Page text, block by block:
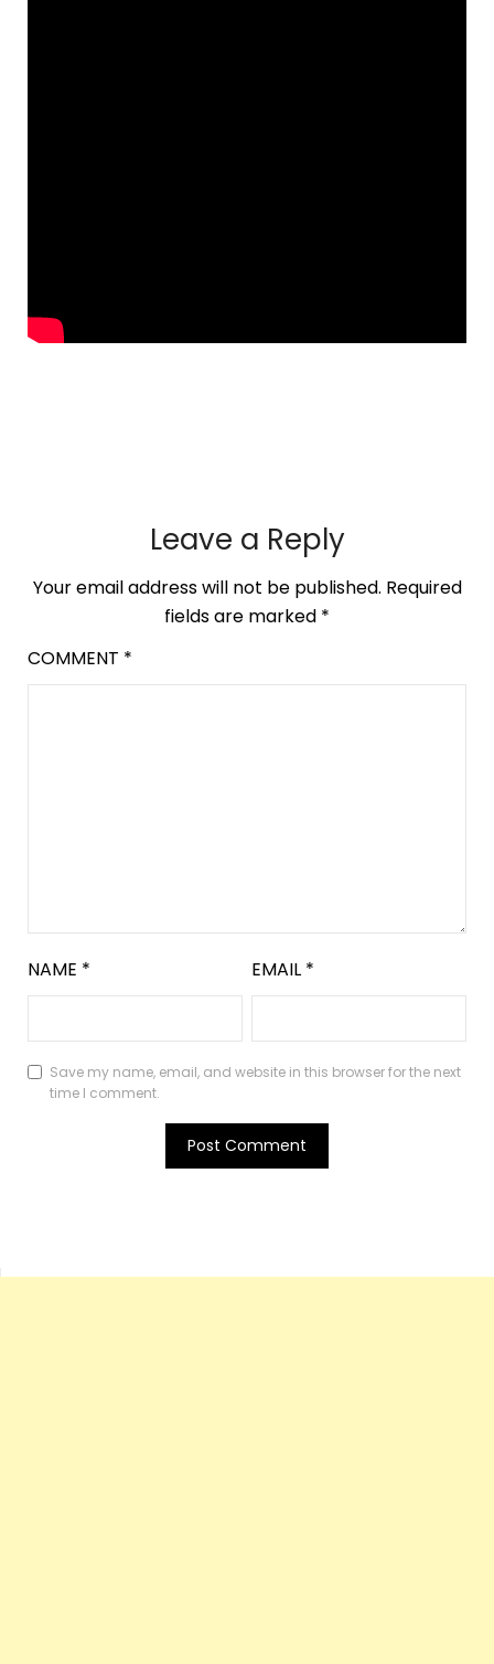
Leave a Reply
Your email address will not be published. Required
fields are marked *
COMMENT *
NAME * EMAIL *
Save my name, email, and website in this browser for the next
time I comment.